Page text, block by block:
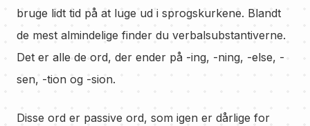
bruge lidt tid på at luge ud i sprogskurkene. Blandt
de mest almindelige finder du verbalsubstantiverne.
Det er alle de ord, der ender på -ing, -ning, -else, -
sen, -tion og -sion.
Disse ord er passive ord, som igen er dårlige for